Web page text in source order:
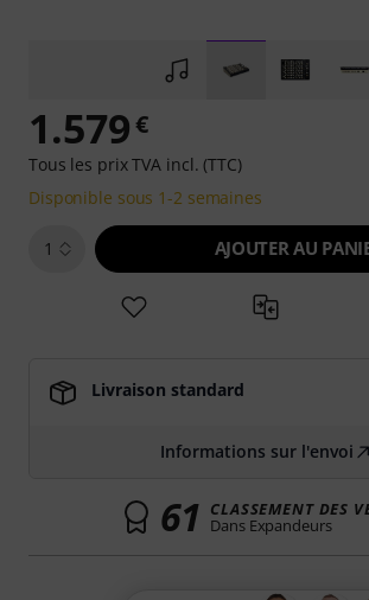
1.579€
Tous les prix TVA incl. (TTC)
Disponible sous 1-2 semaines
1 AJOUTER AU
Livraison standard
Informations sur l'envoi
61 CLASSEMENT DES
Dans Expandeurs